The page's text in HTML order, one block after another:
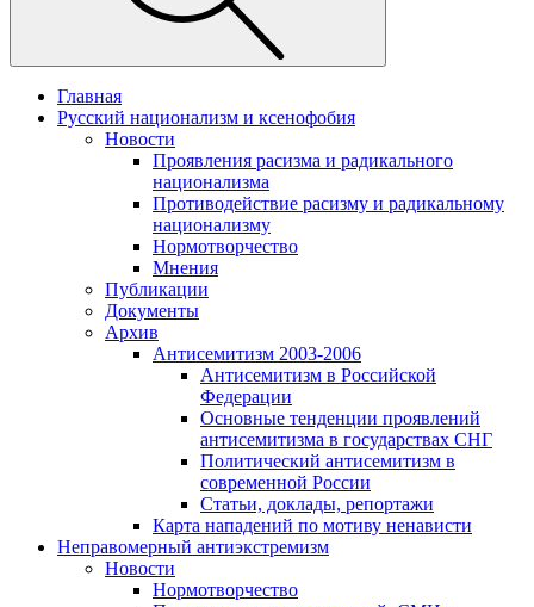
Главная
Русский национализм и ксенофобия
Новости
Проявления расизма и радикального
национализма
Противодействие расизму и радикальному
национализму
Нормотворчество
Мнения
Публикации
Документы
Архив
Антисемитизм 2003-2006
Антисемитизм в Российской
Федерации
Основные тенденции проявлений
антисемитизма в государствах СНГ
Политический антисемитизм в
современной России
Статьи, доклады, репортажи
Карта нападений по мотиву ненависти
Неправомерный антиэкстремизм
Новости
Нормотворчество